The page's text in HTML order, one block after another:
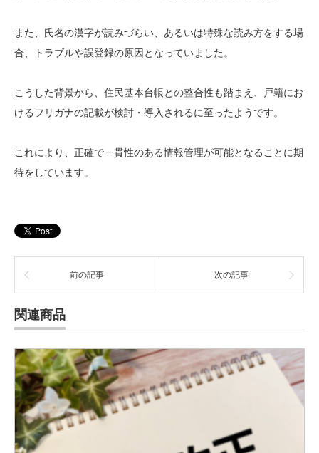
また、氏名の漢字が読みづらい、あるいは特殊な読み方をする場
合、トラブルや誤登録の原因となっていました。
こうした背景から、住民基本台帳との整合性も踏まえ、戸籍にお
けるフリガナの記載が検討・導入されるに至ったようです。
これにより、正確で一貫性のある情報管理が可能となることに期
待をしています。
前の記事 次の記事
関連商品